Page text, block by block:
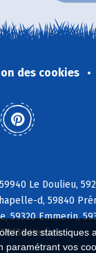
des
vos
des cookies
Le Doulieu,
d, 59840
Emmerin,
Herlies